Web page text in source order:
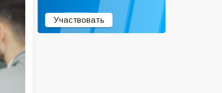
Участвовать